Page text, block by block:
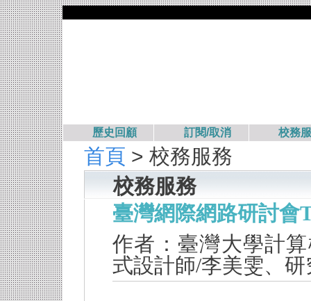
歷史回顧 訂閱/取消 校務
首頁 > 校務服務
校務服務
臺灣網際網路研討會
作者：臺灣大學計
式設計師/李美雯、研